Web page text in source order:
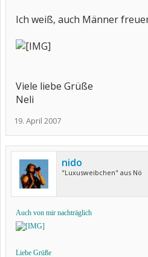
Ich weiß, auch Männer
Viele liebe Grüße
Neli
19. April 2007
nido
"Luxusweibchen" aus Nö
Auch von mir nachträglich
Liebe Grüße